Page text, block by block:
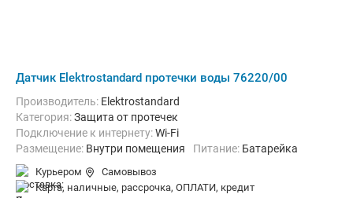
Датчик Elektrostandard протечки воды 76220/00
Производитель: Elektrostandard
Категория:Защита от протечек
Подключение к интернету:Wi-Fi
Размещение: Внутри помещения Питание: Батарейка
Курьером
Самовывоз
карта, наличные, рассрочка, ОПЛАТИ, кредит